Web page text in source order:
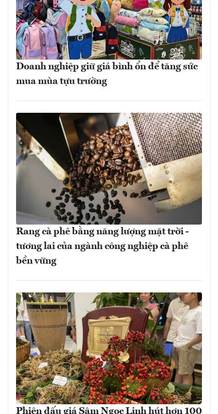
Doanh nghiệp giữ giá bình ổn để tăng sức
mua mùa tựu trường
Rang cà phê bằng năng lượng mặt trời -
tương lai của ngành công nghiệp cà phê
bền vững
Phiên đấu giá Sâm Ngọc Linh hút hơn 100